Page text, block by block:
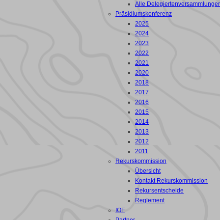
Alle
Präsidiumskonferenz
2025
2024
2023
2022
2021
2020
2018
2017
2016
2015
2014
2013
2012
2011
Rekurskommission
Übersicht
Kontakt Rekurskommission
Rekursentscheide
Reglement
IOF